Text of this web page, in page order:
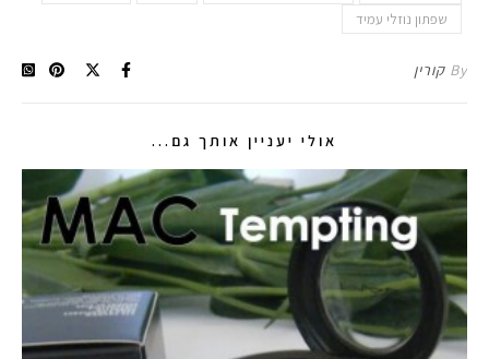
שפתון נוזלי עמיד
By קורין
אולי יעניין אותך גם...